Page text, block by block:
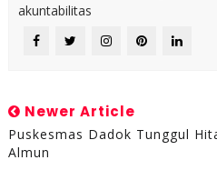
akuntabilitas
Newer Article
Puskesmas Dadok Tunggul
Almun